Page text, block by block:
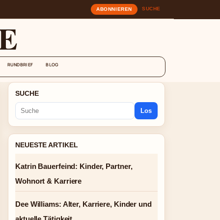
ABONNIEREN SUCHE
RUNDBRIEF BLOG
SUCHE
Los
NEUESTE ARTIKEL
Katrin Bauerfeind: Kinder, Partner,
Wohnort & Karriere
Dee Williams: Alter, Karriere, Kinder und